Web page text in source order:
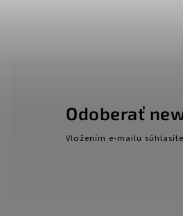
Odoberať
Vložením e-mailu